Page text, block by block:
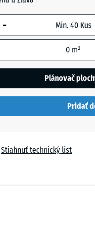
+ 0,40 €
+ 0,40 €
Levanduľa + 0,40 €
Ratan + 0,40 €
-
0 m²
Plánovač
Pridať
Stiahnuť technický list